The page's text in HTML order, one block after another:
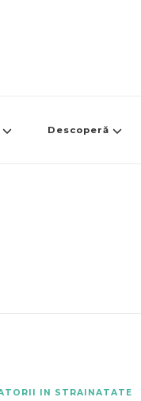
Descoperă
IN STRAINATATE